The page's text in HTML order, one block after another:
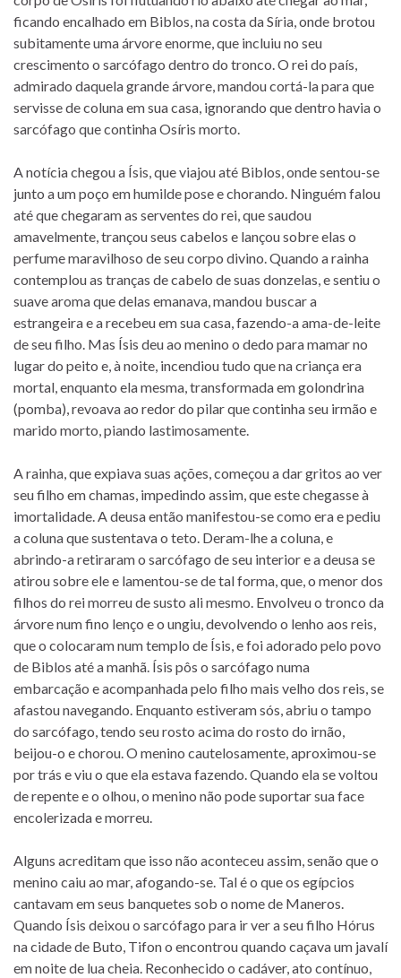
ficando encalhado em Biblos, na costa da Síria, onde brotou
subitamente uma árvore enorme, que incluiu no seu
crescimento o sarcófago dentro do tronco. O rei do país,
admirado daquela grande árvore, mandou cortá-la para que
servisse de coluna em sua casa, ignorando que dentro havia o
sarcófago que continha Osíris morto.
A notícia chegou a Ísis, que viajou até Biblos, onde sentou-se
junto a um poço em humilde pose e chorando. Ninguém falou
até que chegaram as serventes do rei, que saudou
amavelmente, trançou seus cabelos e lançou sobre elas o
perfume maravilhoso de seu corpo divino. Quando a rainha
contemplou as tranças de cabelo de suas donzelas, e sentiu o
suave aroma que delas emanava, mandou buscar a
estrangeira e a recebeu em sua casa, fazendo-a ama-de-leite
de seu filho. Mas Ísis deu ao menino o dedo para mamar no
lugar do peito e, à noite, incendiou tudo que na criança era
mortal, enquanto ela mesma, transformada em golondrina
(pomba), revoava ao redor do pilar que continha seu irmão e
marido morto, piando lastimosamente.
A rainha, que expiava suas ações, começou a dar gritos ao ver
seu filho em chamas, impedindo assim, que este chegasse à
imortalidade. A deusa então manifestou-se como era e pediu
a coluna que sustentava o teto. Deram-lhe a coluna, e
abrindo-a retiraram o sarcófago de seu interior e a deusa se
atirou sobre ele e lamentou-se de tal forma, que, o menor dos
filhos do rei morreu de susto ali mesmo. Envolveu o tronco da
árvore num fino lenço e o ungiu, devolvendo o lenho aos reis,
que o colocaram num templo de Ísis, e foi adorado pelo povo
de Biblos até a manhã. Ísis pôs o sarcófago numa
embarcação e acompanhada pelo filho mais velho dos reis, se
afastou navegando. Enquanto estiveram sós, abriu o tampo
do sarcófago, tendo seu rosto acima do rosto do irnão,
beijou-o e chorou. O menino cautelosamente, aproximou-se
por trás e viu o que ela estava fazendo. Quando ela se voltou
de repente e o olhou, o menino não pode suportar sua face
encolerizada e morreu.
Alguns acreditam que isso não aconteceu assim, senão que o
menino caiu ao mar, afogando-se. Tal é o que os egípcios
cantavam em seus banquetes sob o nome de Maneros.
Quando Ísis deixou o sarcófago para ir ver a seu filho Hórus
na cidade de Buto, Tifon o encontrou quando caçava um javalí
em noite de lua cheia. Reconhecido o cadáver, ato contínuo,